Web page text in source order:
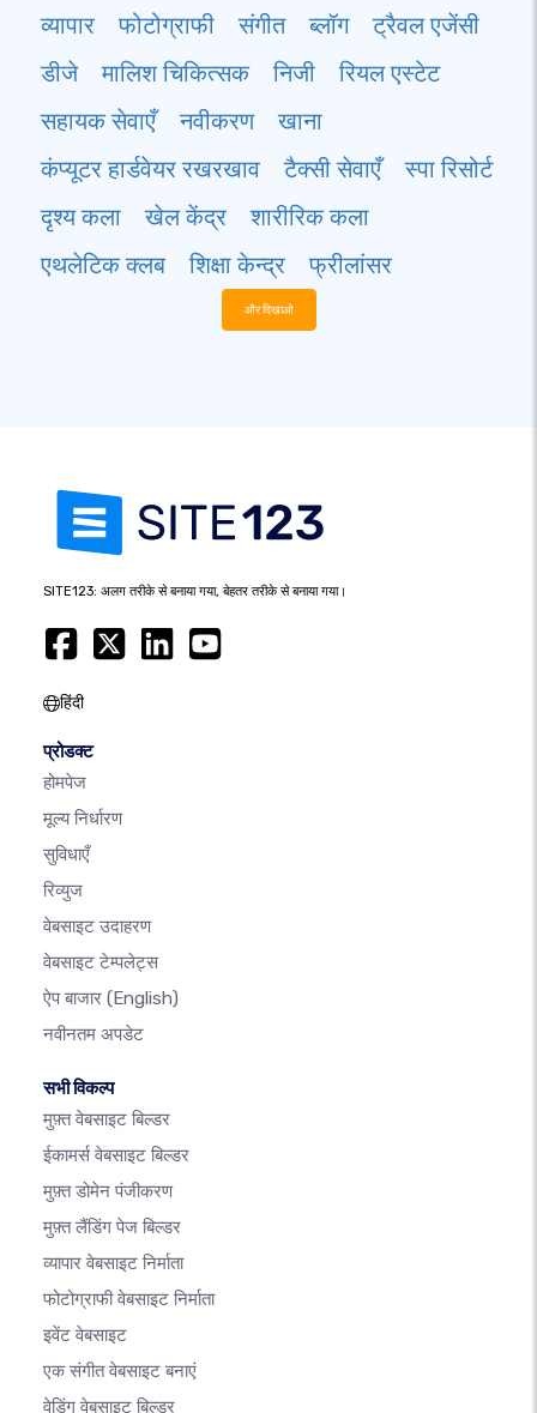
व्यापार फोटोग्राफी संगीत ब्लॉग
ट्रैवल एजेंसी
डीजे
मालिश चिकित्सक निजी
रियल एस्टेट
सहायक सेवाएँ
नवीकरण
खाना
कंप्यूटर हार्डवेयर रखरखाव
टैक्सी सेवाएँ
स्पा रिसोर्ट
दृश्य कला
खेल केंद्र
शारीरिक कला
एथलेटिक क्लब
शिक्षा केन्द्र फ्रीलांसर
और दिखाओ
SITE123: अलग तरीके से बनाया गया, बेहतर तरीके से बनाया गया।
हिंदी
प्रोडक्ट
होमपेज
मूल्य निर्धारण
सुविधाएँ
रिव्युज
वेबसाइट उदाहरण
वेबसाइट टेम्पलेट्स
ऐप बाजार (English)
नवीनतम अपडेट
सभी विकल्प
मुफ़्त वेबसाइट बिल्डर
ईकामर्स वेबसाइट बिल्डर
मुफ़्त डोमेन पंजीकरण
मुफ़्त लैंडिंग पेज बिल्डर
व्यापार वेबसाइट निर्माता
फोटोग्राफी वेबसाइट निर्माता
इवेंट वेबसाइट
एक संगीत वेबसाइट बनाएं
वेडिंग वेबसाइट बिल्डर